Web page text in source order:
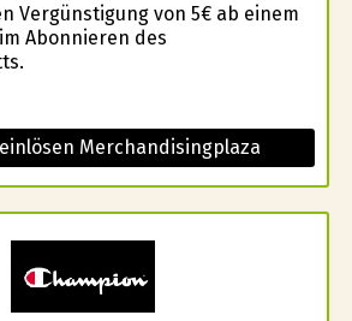
Vergünstigung von 5€ ab einem
Abonnieren des
Merchandisingplaza